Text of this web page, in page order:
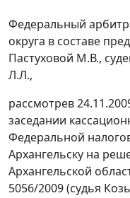
Федеральный
округа в составе
Пастуховой М.В.,
Л.Л.,
рассмотрев
заседании
Федеральной
Архангельску на
Архангельской
5056/2009 (судья